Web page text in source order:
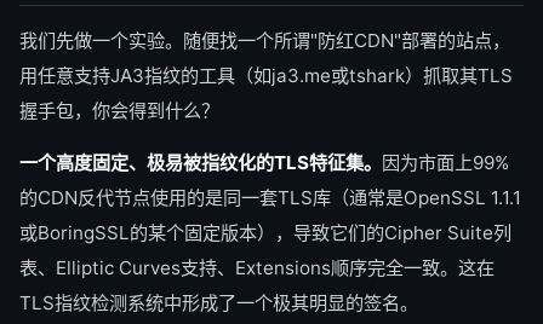
我们先做一个实验。随便找一个所谓"防红CDN"部署的站点，
用任意支持JA3指纹的工具（如ja3.me或tshark）抓取其TLS
握手包，你会得到什么？
一个高度固定、极易被指纹化的TLS特征集。 因为市面上99%
的CDN反代节点使用的是同一套TLS库（通常是OpenSSL 1.1.1
或BoringSSL的某个固定版本），导致它们的Cipher Suite列
表、Elliptic Curves支持、Extensions顺序完全一致。这在
TLS指纹检测系统中形成了一个极其明显的签名。